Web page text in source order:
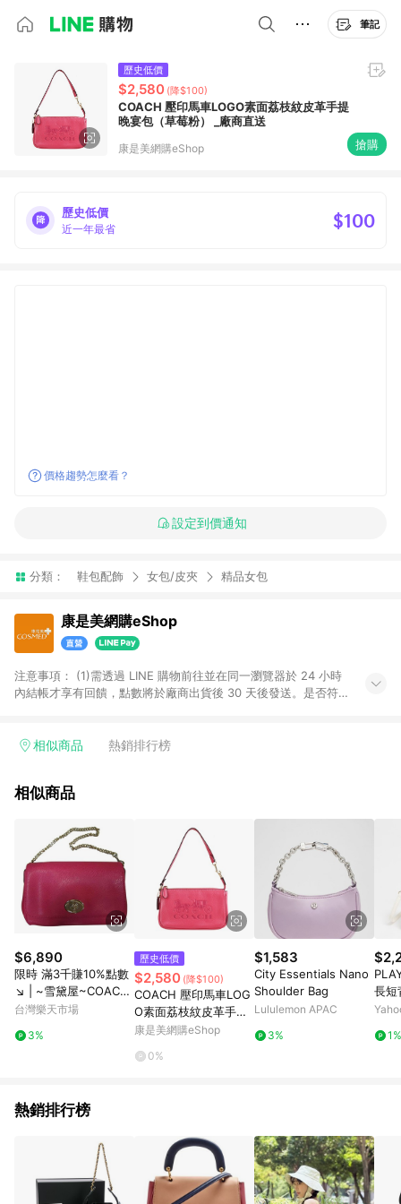
筆記
歷史低價
$2,580 (降$100)
COACH 壓印馬車LOGO素面荔枝紋皮革手提
晚宴包（草莓粉） _廠商直送
康是美網購eShop 搶購
歷史低價
近一年最省 $100
價格趨勢怎麼看？
設定到價通知
分類： 鞋包配飾 女包/皮夾 精品女包
康是美網購eShop
注意事項：​ (1)需透過 LINE 購物前往並在同一瀏覽器於 24 小時
內結帳才享有回饋，點數將於廠商出貨後 30 天後發送。​是否符
黃金鑽飾/精品相關/3C數位(含周邊)/家電視聽/運動戶外/母嬰用
饋%」，將於訂單成立後由「LINE購物通知」之官方帳號訊息通
依LINE購物網站訂單成立通知為準。​​ (5)LINE購物設有「單一商
品最高回饋點數」機制 (部分時段開放「回饋無上限」)，以同一
訂單中同一商品不論件數計算，請依訂單成立當下LINE購物的回
饋機制為準。
相似商品 熱銷排行榜
相似商品
$6,890
限時 滿3千賺10%點數
↘ | ~雪黛屋~COACH
斜側包國際正版保證附
背100%進口防水防刮
台灣樂天市場
3%
歷史低價
$2,580 (降$100)
COACH 壓印馬車LOG
O素面荔枝紋皮革手提
晚宴包（草莓粉） _廠
康是美網購eShop
0%
$1,583
City Essentials Nano
Shoulder Bag
Lululemon APAC
3%
長短背帶
- 米
1%
熱銷排行榜